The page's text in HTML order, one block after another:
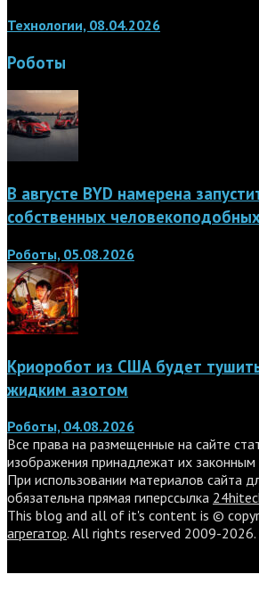
Технологии, 08.04.2026
Роботы
В августе BYD намерена
собственных
Роботы, 05.08.2026
Криоробот из США будет
жидким азотом
Роботы, 04.08.2026
Все права на размещенные на сайте
изображения принадлежат их законным
При использовании материалов сайта
обязательна прямая гиперссылка
This blog and all of it's content is ©
агрегатор. All rights reserved 2009-2026.